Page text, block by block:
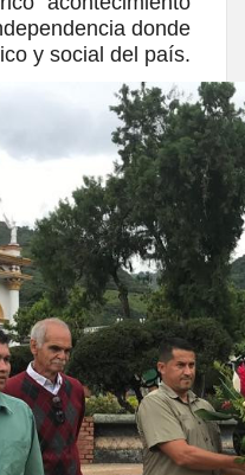
donde
y social del país.